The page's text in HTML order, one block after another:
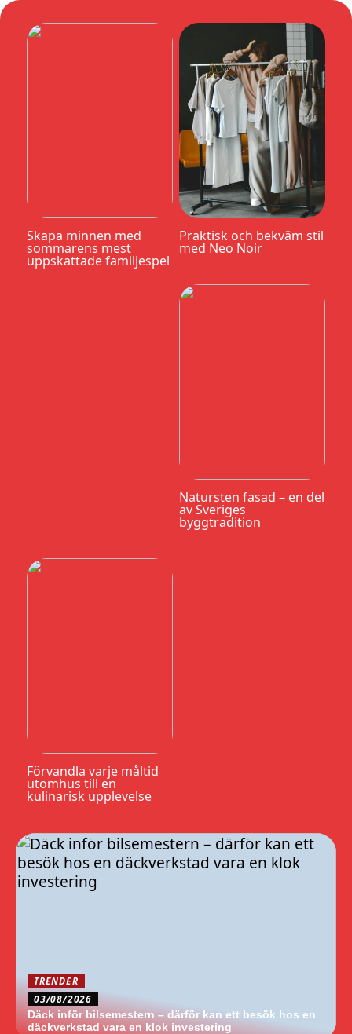
Skapa minnen med
sommarens mest
uppskattade familjespel
Praktisk och bekväm stil
med Neo Noir
Natursten fasad – en del
av Sveriges
byggtradition
Förvandla varje måltid
utomhus till en
kulinarisk upplevelse
TRENDER
03/08/2026
Däck inför bilsemestern – därför kan ett besök hos en
däckverkstad vara en klok investering